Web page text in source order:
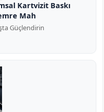
Kartvizit Baskı
Mah
Güçlendirin